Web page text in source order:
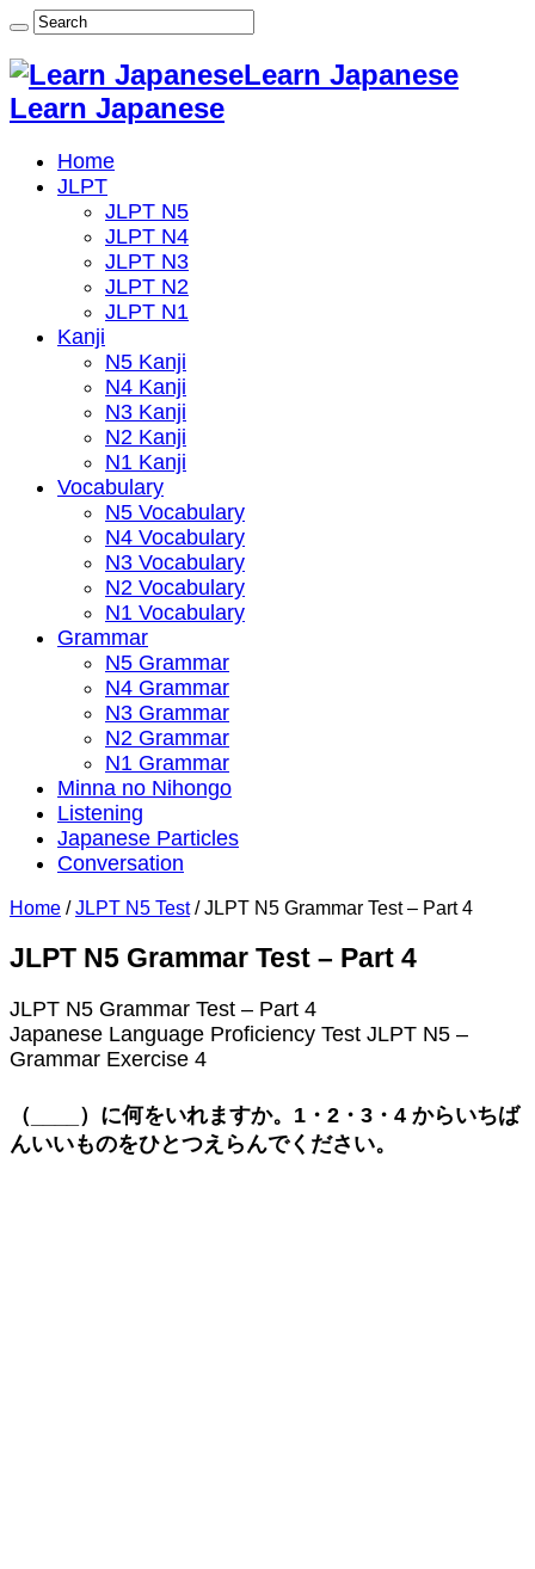
Learn Japanese
Learn Japanese
Home
JLPT
JLPT N5
JLPT N4
JLPT N3
JLPT N2
JLPT N1
Kanji
N5 Kanji
N4 Kanji
N3 Kanji
N2 Kanji
N1 Kanji
Vocabulary
N5 Vocabulary
N4 Vocabulary
N3 Vocabulary
N2 Vocabulary
N1 Vocabulary
Grammar
N5 Grammar
N4 Grammar
N3 Grammar
N2 Grammar
N1 Grammar
Minna no Nihongo
Listening
Japanese Particles
Conversation
Home / JLPT N5 Test / JLPT N5 Grammar Test – Part 4
JLPT N5 Grammar Test – Part 4
JLPT N5 Grammar Test – Part 4
Japanese Language Proficiency Test JLPT N5 –
Grammar Exercise 4
（____）に何をいれますか。 1 ・ 2 ・ 3 ・ 4 からいちば
んいいものをひとつえらんでください。